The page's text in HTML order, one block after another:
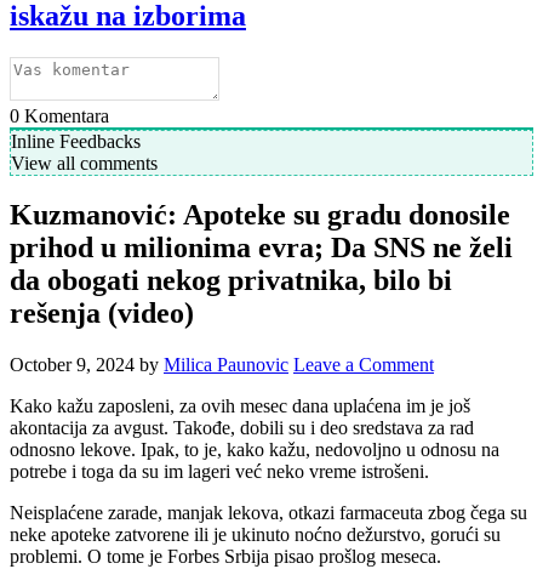
iskažu na izborima
0 Komentara
Inline Feedbacks
View all comments
Kuzmanović: Apoteke su gradu donosile
prihod u milionima evra; Da SNS ne želi
da obogati nekog privatnika, bilo bi
rešenja (video)
October 9, 2024 by Milica Paunovic Leave a Comment
Kako kažu zaposleni, za ovih mesec dana uplaćena im je još
akontacija za avgust. Takođe, dobili su i deo sredstava za rad
odnosno lekove. Ipak, to je, kako kažu, nedovoljno u odnosu na
potrebe i toga da su im lageri već neko vreme istrošeni.
Neisplaćene zarade, manjak lekova, otkazi farmaceuta zbog čega su
neke apoteke zatvorene ili je ukinuto noćno dežurstvo, gorući su
problemi. O tome je Forbes Srbija pisao prošlog meseca.